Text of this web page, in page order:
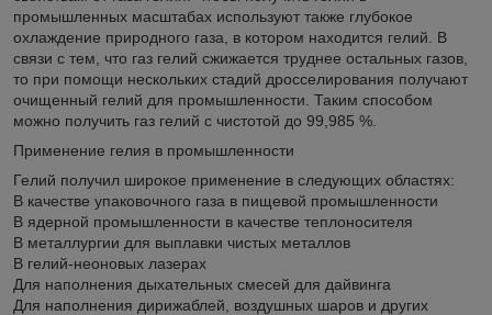
промышленных масштабах используют также глубокое
охлаждение природного газа, в котором находится гелий. В
связи с тем, что газ гелий сжижается труднее остальных газов,
то при помощи нескольких стадий дросселирования получают
очищенный гелий для промышленности. Таким способом
можно получить газ гелий с чистотой до 99,985 %.
Применение гелия в промышленности
Гелий получил широкое применение в следующих областях:
В качестве упаковочного газа в пищевой промышленности
В ядерной промышленности в качестве теплоносителя
В металлургии для выплавки чистых металлов
В гелий-неоновых лазерах
Для наполнения дыхательных смесей для дайвинга
Для наполнения дирижаблей, воздушных шаров и других